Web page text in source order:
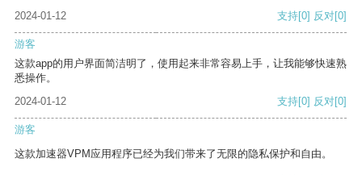
2024-01-12
支持[0] 反对[0]
游客
这款app的用户界面简洁明了，使用起来非常容易上手，让我能够快速熟
悉操作。
2024-01-12
支持[0] 反对[0]
游客
这款加速器VPM应用程序已经为我们带来了无限的隐私保护和自由。